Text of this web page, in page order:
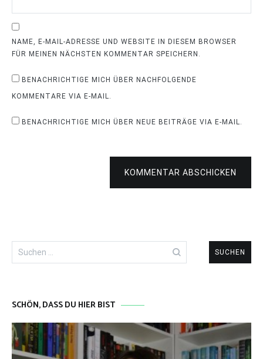
NAME, E-MAIL-ADRESSE UND WEBSITE IN DIESEM BROWSER
FÜR MEINEN NÄCHSTEN KOMMENTAR SPEICHERN.
BENACHRICHTIGE MICH ÜBER NACHFOLGENDE
KOMMENTARE VIA E-MAIL.
BENACHRICHTIGE MICH ÜBER NEUE BEITRÄGE VIA E-MAIL.
KOMMENTAR ABSCHICKEN
Suchen
nach:
SCHÖN, DASS DU HIER BIST